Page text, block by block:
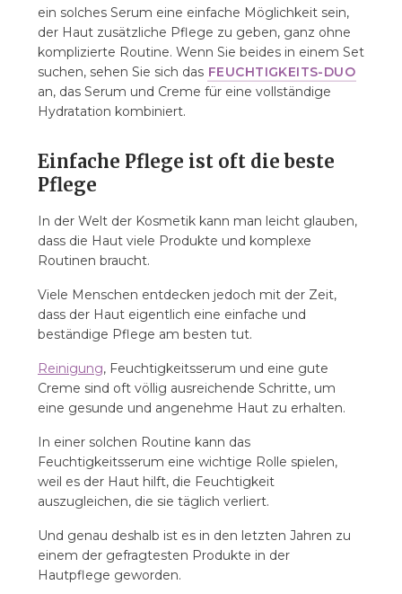
ein solches Serum eine einfache Möglichkeit sein,
der Haut zusätzliche Pflege zu geben, ganz ohne
komplizierte Routine. Wenn Sie beides in einem Set
suchen, sehen Sie sich das FEUCHTIGKEITS-DUO
an, das Serum und Creme für eine vollständige
Hydratation kombiniert.
Einfache Pflege ist oft die beste
Pflege
In der Welt der Kosmetik kann man leicht glauben,
dass die Haut viele Produkte und komplexe
Routinen braucht.
Viele Menschen entdecken jedoch mit der Zeit,
dass der Haut eigentlich eine einfache und
beständige Pflege am besten tut.
Reinigung, Feuchtigkeitsserum und eine gute
Creme sind oft völlig ausreichende Schritte, um
eine gesunde und angenehme Haut zu erhalten.
In einer solchen Routine kann das
Feuchtigkeitsserum eine wichtige Rolle spielen,
weil es der Haut hilft, die Feuchtigkeit
auszugleichen, die sie täglich verliert.
Und genau deshalb ist es in den letzten Jahren zu
einem der gefragtesten Produkte in der
Hautpflege geworden.